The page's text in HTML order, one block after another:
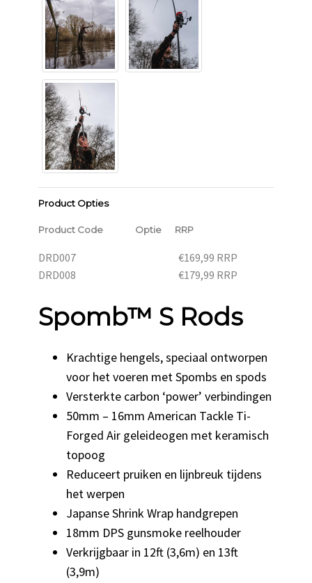
Product Opties
Product Code Optie RRP
DRD007 €169,99 RRP
DRD008
€179,99 RRP
Spomb™ S Rods
Krachtige hengels, speciaal ontworpen
voor het voeren met Spombs en spods
Versterkte carbon ‘power’ verbindingen
50mm – 16mm American Tackle Ti-
Forged Air geleideogen met keramisch
topoog
Reduceert pruiken en lijnbreuk tijdens
het werpen
Japanse Shrink Wrap handgrepen
18mm DPS gunsmoke reelhouder
Verkrijgbaar in 12ft (3,6m) en 13ft
(3,9m)